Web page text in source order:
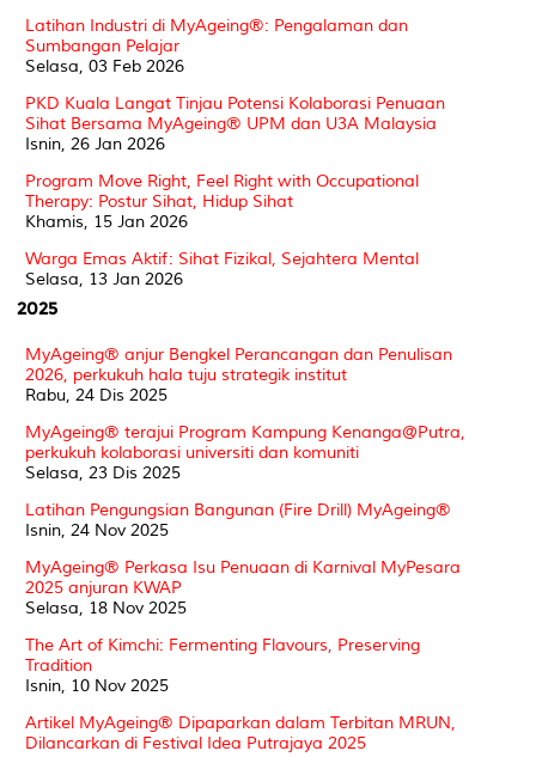
Latihan Industri di MyAgeing®️: Pengalaman dan
Sumbangan Pelajar
Selasa, 03 Feb 2026
PKD Kuala Langat Tinjau Potensi Kolaborasi Penuaan
Sihat Bersama MyAgeing® UPM dan U3A Malaysia
Isnin, 26 Jan 2026
Program Move Right, Feel Right with Occupational
Therapy: Postur Sihat, Hidup Sihat
Khamis, 15 Jan 2026
Warga Emas Aktif: Sihat Fizikal, Sejahtera Mental
Selasa, 13 Jan 2026
2025
MyAgeing® anjur Bengkel Perancangan dan Penulisan
2026, perkukuh hala tuju strategik institut
Rabu, 24 Dis 2025
MyAgeing® terajui Program Kampung Kenanga@Putra,
perkukuh kolaborasi universiti dan komuniti
Selasa, 23 Dis 2025
Latihan Pengungsian Bangunan (Fire Drill) MyAgeing®
Isnin, 24 Nov 2025
MyAgeing® Perkasa Isu Penuaan di Karnival MyPesara
2025 anjuran KWAP
Selasa, 18 Nov 2025
The Art of Kimchi: Fermenting Flavours, Preserving
Tradition
Isnin, 10 Nov 2025
Artikel MyAgeing® Dipaparkan dalam Terbitan MRUN,
Dilancarkan di Festival Idea Putrajaya 2025